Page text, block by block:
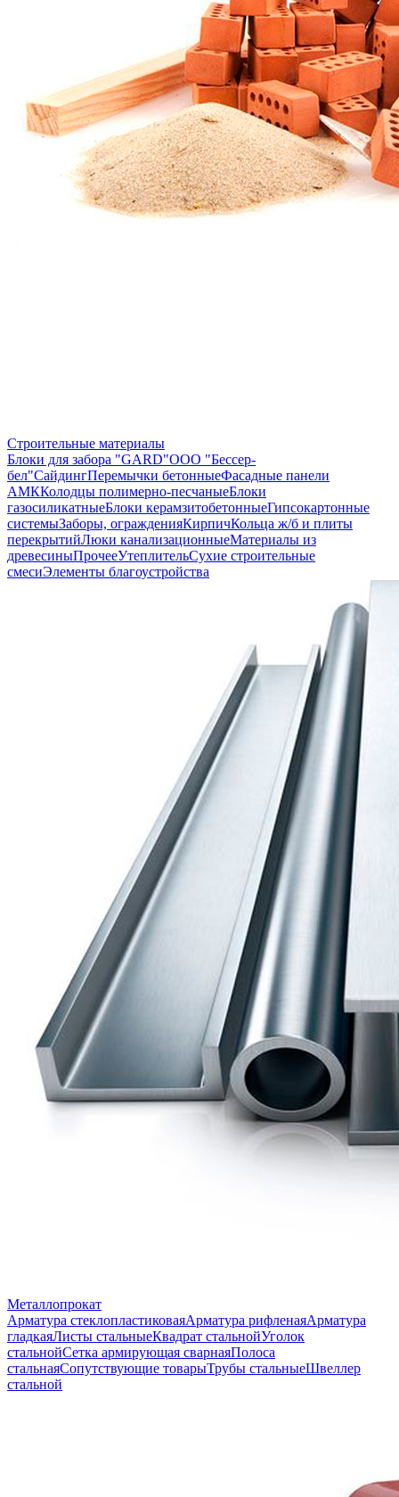
Строительные материалы
Блоки для забора "GARD"ООО "Бессер-
бел"СайдингПеремычки бетонныеФасадные панели
АМККолодцы полимерно-песчаныеБлоки
газосиликатныеБлоки керамзитобетонныеГипсокартонные
системыЗаборы, огражденияКирпичКольца ж/б и плиты
перекрытийЛюки канализационныеМатериалы из
древесиныПрочееУтеплительСухие строительные
смесиЭлементы благоустройства
Металлопрокат
Арматура стеклопластиковаяАрматура рифленаяАрматура
гладкаяЛисты стальныеКвадрат стальнойУголок
стальнойСетка армирующая сварнаяПолоса
стальнаяСопутствующие товарыТрубы стальныеШвеллер
стальной